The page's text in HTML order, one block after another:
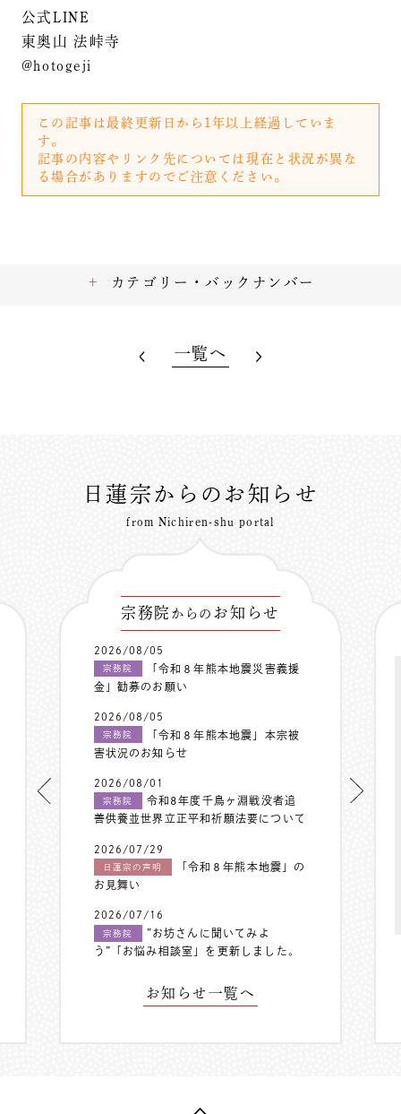
公式LINE
東奥山 法峠寺
@hotogeji
この記事は最終更新日から1年以上経過していま
す。
記事の内容やリンク先については現在と状況が異な
る場合がありますのでご注意ください。
カテゴリー・バックナンバー
一覧へ
日蓮宗からのお知らせ
from Nichiren-shu portal
宗務院 からの お知らせ
2026/08/05
宗務院
「令和８年熊本地震災害義援
金」勧募のお願い
2026/08/05
宗務院
「令和８年熊本地震」本宗被
害状況のお知らせ
2026/08/01
宗務院
令和8年度千鳥ヶ淵戦没者追
善供養並世界立正平和祈願法要について
2026/07/29
日蓮宗の声明
「令和８年熊本地震」の
お見舞い
2026/07/16
宗務院
”お坊さんに聞いてみよ
う”「お悩み相談室」を更新しました。
お知らせ一覧へ